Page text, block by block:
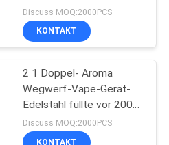
e-
Discuss MOQ:2000PCS
KONTAKT
2 1 Doppel- Aroma
Wegwerf-Vape-Gerät-
Edelstahl füllte vor 2000
Hauche aus
Discuss MOQ:2000PCS
KONTAKT